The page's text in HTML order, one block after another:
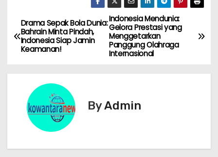
N
a
s
Indonesia Mendunia:
Gelora Prestasi yang
Menggetarkan
Panggung Olahraga
Internasional
Drama Sepak Bola Dunia:
Bahrain Minta Pindah,
Indonesia Siap Jamin
Keamanan!
ByAdmin